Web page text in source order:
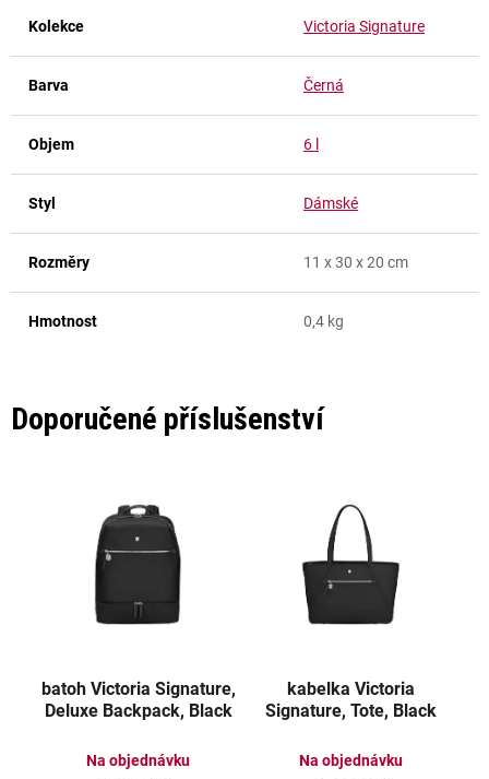
Kolekce Victoria Signature
Barva Černá
Objem 6 l
Styl Dámské
Rozměry 11 x 30 x 20 cm
Hmotnost 0,4 kg
Doporučené příslušenství
batoh Victoria Signature,
Deluxe Backpack, Black
Na objednávku
kabelka Victoria
Signature, Tote, Black
Na objednávku